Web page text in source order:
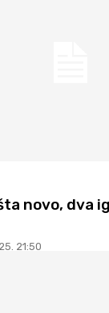
novo, dva
21:50